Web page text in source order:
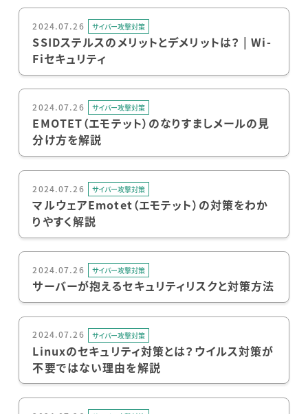
2024.07.26 サイバー攻撃対策
SSIDステルスのメリットとデメリットは？ | Wi-
Fiセキュリティ
2024.07.26 サイバー攻撃対策
EMOTET（エモテット）のなりすましメールの見
分け方を解説
2024.07.26 サイバー攻撃対策
マルウェアEmotet（エモテット）の対策をわか
りやすく解説
2024.07.26 サイバー攻撃対策
サーバーが抱えるセキュリティリスクと対策方法
2024.07.26 サイバー攻撃対策
Linuxのセキュリティ対策とは？ウイルス対策が
不要ではない理由を解説